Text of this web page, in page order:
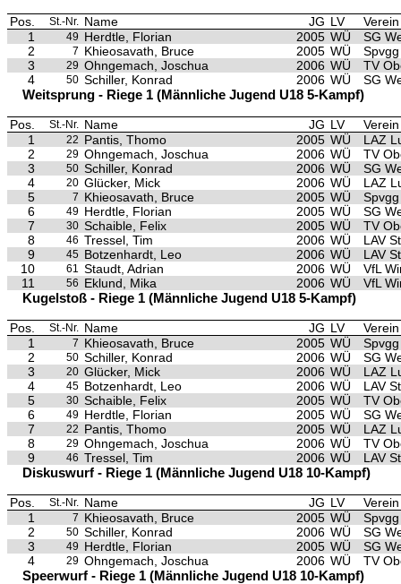
Pos. St.-Nr. Name JG LV
Verein
1
49 Herdtle, Florian 2005 WÜ
SG
2
7 Khieosavath, Bruce 2005 WÜ
3
29 Ohngemach, Joschua 2006 WÜ
TV
4
50 Schiller, Konrad 2006 WÜ SG
Weitsprung - Riege 1 (Männliche Jugend U18 5-Kampf)
Pos. St.-Nr. Name JG LV
Verein
1
22 Pantis, Thomo 2005 WÜ
LAZ
2
29 Ohngemach, Joschua 2006 WÜ
TV
3
50 Schiller, Konrad 2006 WÜ
SG
4
20 Glücker, Mick 2006 WÜ
LAZ
5
7 Khieosavath, Bruce 2005 WÜ
6
49 Herdtle, Florian 2005 WÜ
SG
7
30 Schaible, Felix 2005 WÜ
TV
8
46 Tressel, Tim 2006 WÜ
LAV
9
45 Botzenhardt, Leo 2006 WÜ
LAV
10
61 Staudt, Adrian 2006 WÜ
VfL
11
56 Eklund, Mika 2006 WÜ VfL
Kugelstoß - Riege 1 (Männliche Jugend U18 5-Kampf)
Pos. St.-Nr. Name JG LV
Verein
1
7 Khieosavath, Bruce 2005 WÜ
2
50 Schiller, Konrad 2006 WÜ
SG
3
20 Glücker, Mick 2006 WÜ
LAZ
4
45 Botzenhardt, Leo 2006 WÜ
LAV
5
30 Schaible, Felix 2005 WÜ
TV
6
49 Herdtle, Florian 2005 WÜ
SG
7
22 Pantis, Thomo 2005 WÜ
LAZ
8
29 Ohngemach, Joschua 2006 WÜ
TV
9
46 Tressel, Tim 2006 WÜ LAV
Diskuswurf - Riege 1 (Männliche Jugend U18 10-Kampf)
Pos. St.-Nr. Name JG LV
Verein
1
7 Khieosavath, Bruce 2005 WÜ
2
50 Schiller, Konrad 2006 WÜ
SG
3
49 Herdtle, Florian 2005 WÜ
SG
4
29 Ohngemach, Joschua 2006 WÜ TV
Speerwurf - Riege 1 (Männliche Jugend U18 10-Kampf)